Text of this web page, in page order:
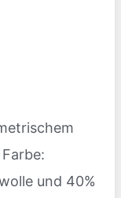
und 40%